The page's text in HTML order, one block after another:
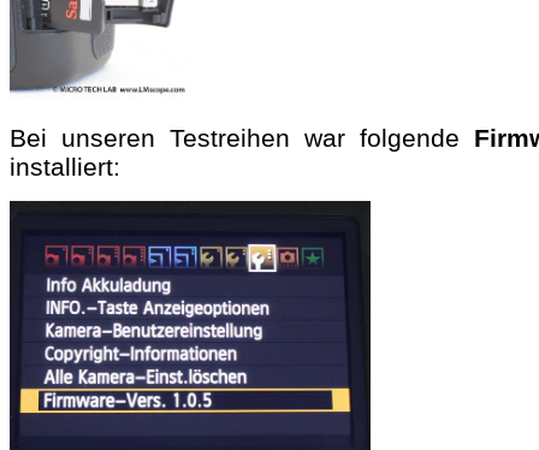
Bei unseren Testreihen war folgende
installiert: